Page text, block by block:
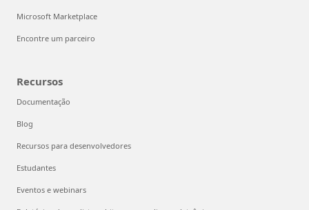
Microsoft Marketplace
Encontre um parceiro
Recursos
Documentação
Blog
Recursos para desenvolvedores
Estudantes
Eventos e webinars